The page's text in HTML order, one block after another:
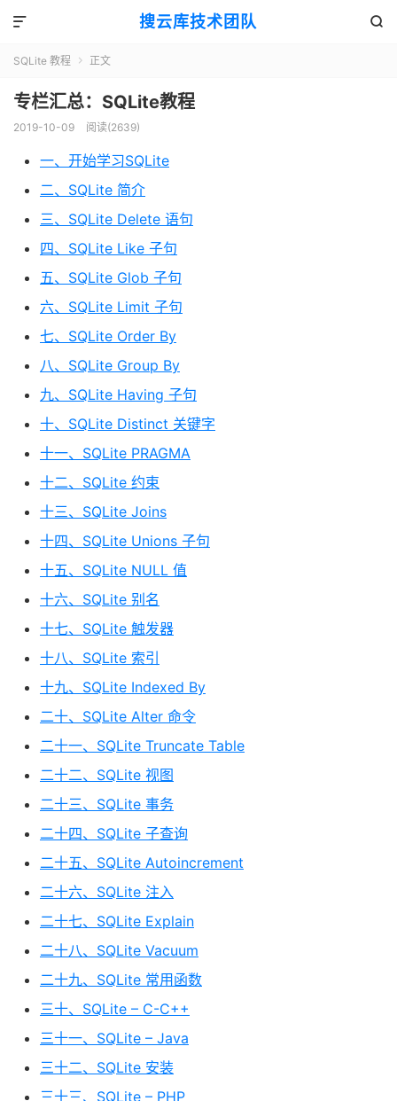
搜云库技术团队 

SQLite 教程  正文
专栏汇总：SQLite教程
2019-10-09 阅读(2639)
一、开始学习SQLite
二、SQLite 简介
三、SQLite Delete 语句
四、SQLite Like 子句
五、SQLite Glob 子句
六、SQLite Limit 子句
七、SQLite Order By
八、SQLite Group By
九、SQLite Having 子句
十、SQLite Distinct 关键字
十一、SQLite PRAGMA
十二、SQLite 约束
十三、SQLite Joins
十四、SQLite Unions 子句
十五、SQLite NULL 值
十六、SQLite 别名
十七、SQLite 触发器
十八、SQLite 索引
十九、SQLite Indexed By
二十、SQLite Alter 命令
二十一、SQLite Truncate Table
二十二、SQLite 视图
二十三、SQLite 事务
二十四、SQLite 子查询
二十五、SQLite Autoincrement
二十六、SQLite 注入
二十七、SQLite Explain
二十八、SQLite Vacuum
二十九、SQLite 常用函数
三十、SQLite – C-C++
三十一、SQLite – Java
三十二、SQLite 安装
三十三、SQLite – PHP